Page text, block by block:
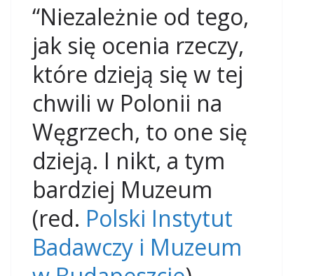
“Niezależnie od tego,
jak się ocenia rzeczy,
które dzieją się w tej
chwili w Polonii na
Węgrzech, to one się
dzieją. I nikt, a tym
bardziej Muzeum
(red. Polski Instytut
Badawczy i Muzeum